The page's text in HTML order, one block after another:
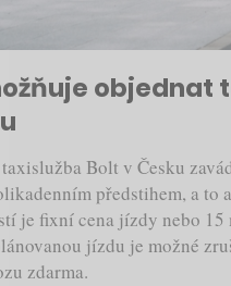
objednat
Bolt v Česku
předstihem, a to
je fixní cena jízdy nebo
jízdu je možné
zdarma.